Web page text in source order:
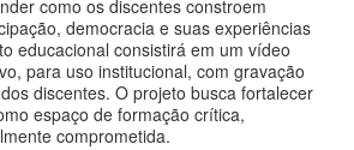
como os discentes constroem
democracia e suas experiências
educacional consistirá em um vídeo
para uso institucional, com gravação
discentes. O projeto busca fortalecer
espaço de formação crítica,
comprometida.